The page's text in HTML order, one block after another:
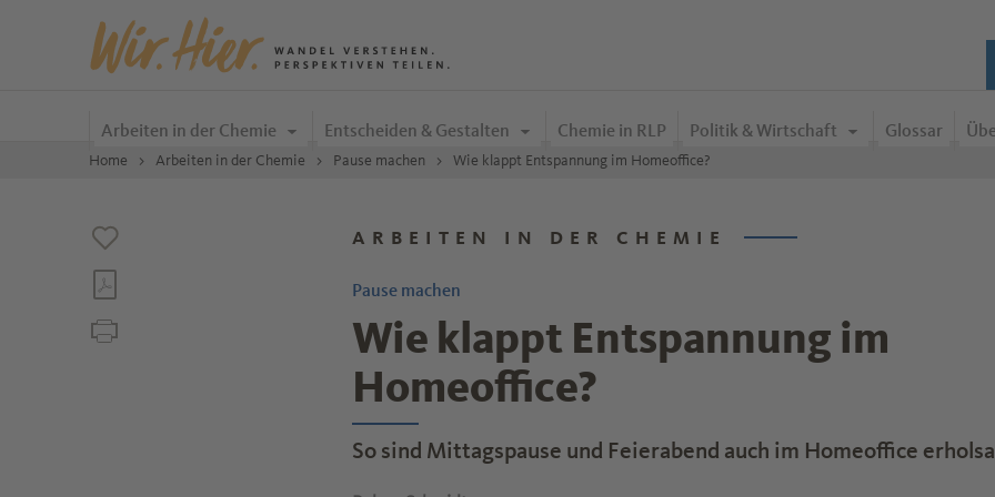
Zum Inhalt springen
Arbeiten in der Chemie Entscheiden & Gestalten Chemie in RLP Politik & Wirtschaft Glossar
Home Arbeiten in der Chemie Pause machen Wie klappt Entspannung im Homeoffice?
ARBEITEN IN DER CHEMIE
Pause machen
Wie klappt Entspannung im
Homeoffice?
So sind Mittagspause und Feierabend auch im Homeoffice